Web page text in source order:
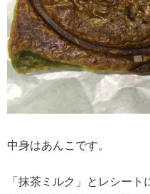
中身はあんこです。
「抹茶ミルク」とレシー